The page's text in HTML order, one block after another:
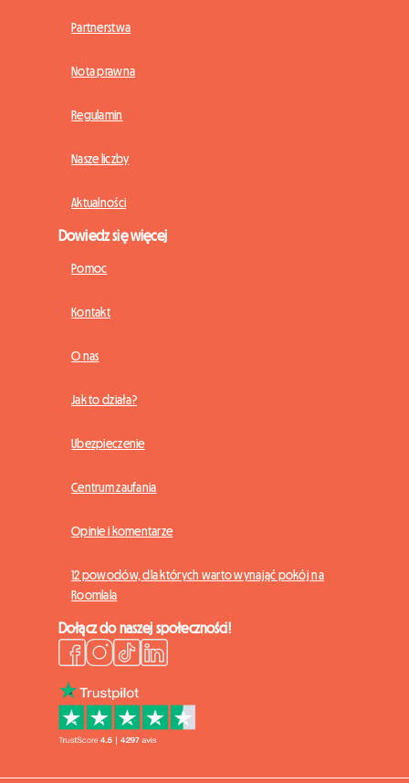
Partnerstwa
Nota prawna
Regulamin
Nasze liczby
Aktualności
Dowiedz się więcej
Pomoc
Kontakt
O nas
Jak to działa?
Ubezpieczenie
Centrum zaufania
Opinie i komentarze
12 powodów, dla których warto wynająć pokój na
Roomlala
Dołącz do naszej społeczności!